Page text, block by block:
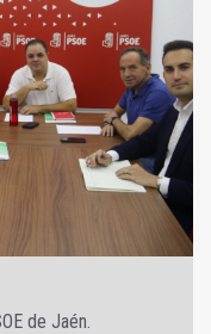
de Jaén.